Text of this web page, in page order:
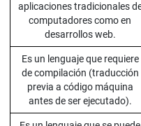
aplicaciones tradicionales
computadores como en
desarrollos web.
Es un lenguaje que requiere
de compilación (traducción
previa a código máquina
antes de ser ejecutado).